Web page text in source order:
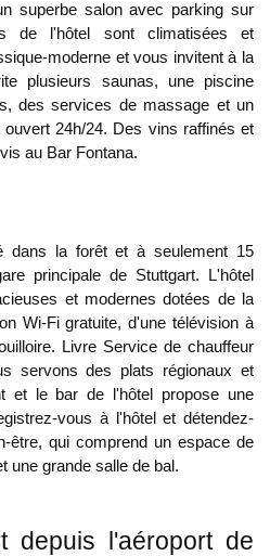
superbe salon avec parking sur
de l'hôtel sont climatisées et
moderne et vous invitent à la
plusieurs saunas, une piscine
des services de massage et un
24h/24. Des vins raffinés et
au Bar Fontana.
dans la forêt et à seulement 15
principale de Stuttgart. L'hôtel
et modernes dotées de la
Wi-Fi gratuite, d'une télévision à
Livre Service de chauffeur
servons des plats régionaux et
et le bar de l'hôtel propose une
vous à l'hôtel et détendez-
être, qui comprend un espace de
une grande salle de bal.
depuis l'aéroport de